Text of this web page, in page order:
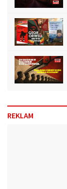
REKLAM